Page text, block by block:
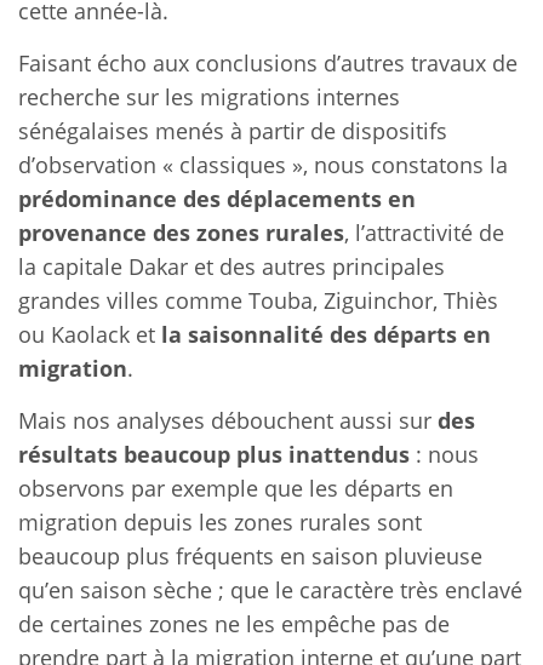
cette année-là.
Faisant écho aux conclusions d’autres travaux de
recherche sur les migrations internes
sénégalaises menés à partir de dispositifs
d’observation « classiques », nous constatons la
prédominance des déplacements en
provenance des zones rurales, l’attractivité de
la capitale Dakar et des autres principales
grandes villes comme Touba, Ziguinchor, Thiès
ou Kaolack et la saisonnalité des départs en
migration.
Mais nos analyses débouchent aussi sur des
résultats beaucoup plus inattendus : nous
observons par exemple que les départs en
migration depuis les zones rurales sont
beaucoup plus fréquents en saison pluvieuse
qu’en saison sèche ; que le caractère très enclavé
de certaines zones ne les empêche pas de
prendre part à la migration interne et qu’une part